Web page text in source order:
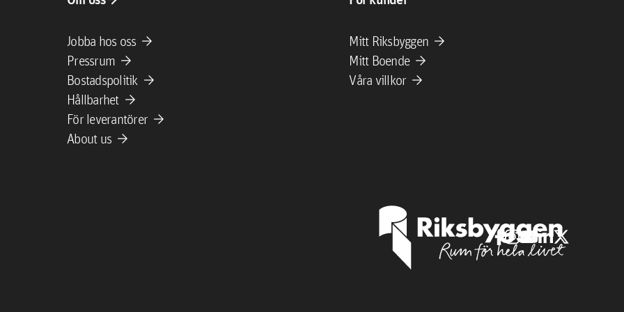
Jobba hos oss arrow_forward
Pressrum arrow_forward
Bostadspolitik arrow_forward
Hållbarhet arrow_forward
För leverantörer arrow_forward
About us arrow_forward
Mitt Riksbyggen arrow_forward
Mitt Boende arrow_forward
Våra villkor arrow_forward